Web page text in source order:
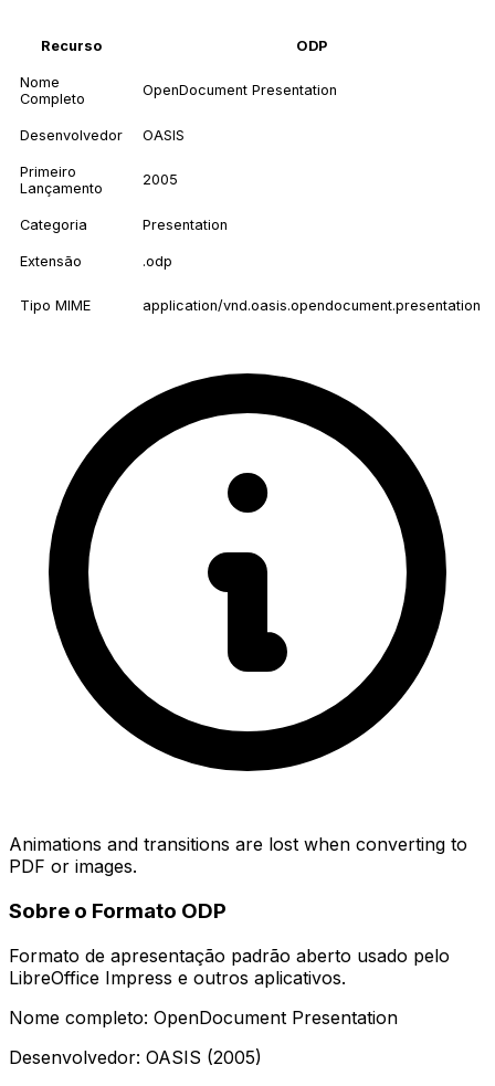
Recurso ODP
Nome
Completo
OpenDocument Presentation
Desenvolvedor OASIS
Primeiro
Lançamento
2005
Categoria Presentation
Extensão .odp
Tipo MIME application/vnd.oasis.opendocument.presentation
Animations and transitions are lost when converting to
PDF or images.
Sobre o Formato ODP
Formato de apresentação padrão aberto usado pelo
LibreOffice Impress e outros aplicativos.
Nome completo: OpenDocument Presentation
Desenvolvedor: OASIS (2005)